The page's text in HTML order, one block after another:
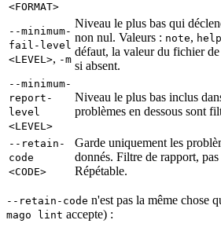
<FORMAT>
--minimum-
fail-level
<LEVEL>, -m
Niveau le plus bas qui
non nul. Valeurs : note, help
défaut, la valeur du fichier
si absent.
--minimum-
report-
level
<LEVEL>
Niveau le plus bas inclus
problèmes en dessous sont
--retain-
code
<CODE>
Garde uniquement les
donnés. Filtre de rapport,
Répétable.
--retain-code n'est pas la même chose
mago lint accepte) :